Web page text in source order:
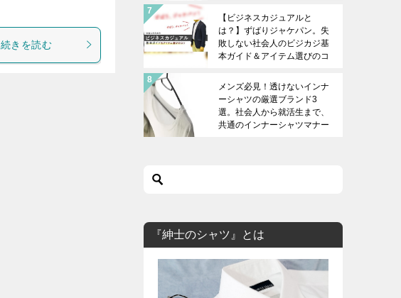
続きを読む
【ビジネスカジュアルと
は？】ずばりジャケパン。失
敗しない社会人のビジカジ基
本ガイド＆アイテム選びのコ
メンズ必見！透けないインナ
ーシャツの厳選ブランド3
選。社会人から就活生まで、
共通のインナーシャツマナー
『紳士のシャツ』とは